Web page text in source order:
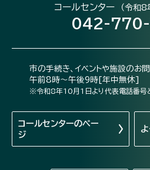
コールセンター （令和
042-
市の手続き、イベントや施設のお
午前8時～午後9時[年中無休]
※令和8年10月1日より代表電話番号と
コールセンターのペー
ジ